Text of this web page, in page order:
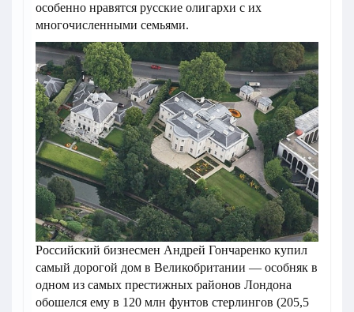
особенно нравятся русские олигархи с их
многочисленными семьями.
Российский бизнесмен Андрей Гончаренко купил
самый дорогой дом в Великобритании — особняк в
одном из самых престижных районов Лондона
обошелся ему в 120 млн фунтов стерлингов (205,5